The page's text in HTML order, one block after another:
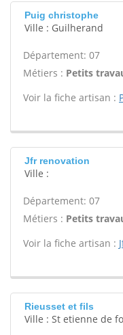
Puig christophe
Ville : Guilherand
Département: 07
Métiers : Petits
Voir la fiche artisan :
Jfr renovation
Ville :
Département: 07
Métiers : Petits
Voir la fiche artisan :
Rieusset et fils
Ville : St etienne de